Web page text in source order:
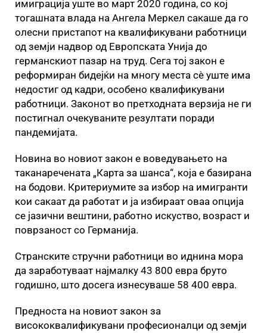
имиграција уште вo март 2020 година, со кој
тогашната влада на Ангела Меркел сакаше да го
олесни пристапот на квалификувани работници
од земји надвор од Европската Унија до
германскиот пазар на труд. Сега тој закон е
реформиран бидејќи на многу места сè уште има
недостиг од кадри, особено квалификувани
работници. Законот во претходната верзија не ги
постигнал очекуваните резултати поради
пандемијата.
Новина во новиот закон е воведувањето на
таканаречената „Карта за шанса“, која е базирана
на бодови. Критериумите за избор на имигранти
кои сакаат да работат и ја избираат оваа опција
се јазични вештини, работно искуство, возраст и
поврзаност со Германија.
Странските стручни работници во иднина мора
да заработуваат најмалку 43 800 евра бруто
годишно, што досега изнесуваше 58 400 евра.
Предноста на новиот закон за
висококвалификувани професионалци од земји